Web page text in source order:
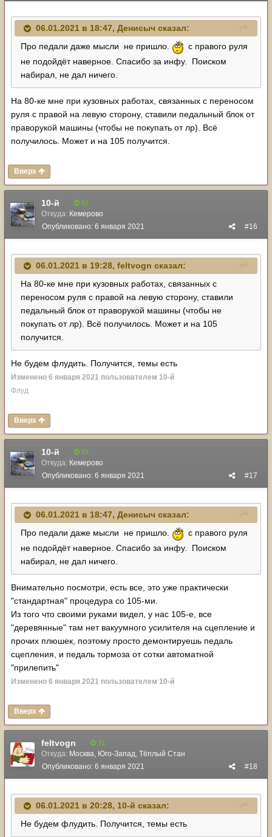
06.01.2021 в 18:47, Денисыч сказал:
Про педали даже мысли не пришло.
с правого руля
не подойдёт наверное. Спасибо за инфу. Поиском
набирал, не дал ничего.
На 80-ке мне при кузовных работах, связанных с переносом
руля с правой на левую сторону, ставили педальный блок от
праворукой машины (чтобы не покупать от лр). Всё
получилось. Может и на 105 получится.
Вверх
10-й 53
Откуда: Кемерово
#16
Опубликовано: 6 января 2021
06.01.2021 в 19:28, feltvogn сказал:
На 80-ке мне при кузовных работах, связанных с
переносом руля с правой на левую сторону, ставили
педальный блок от праворукой машины (чтобы не
покупать от лр). Всё получилось. Может и на 105
получится.
Не будем флудить. Получится, темы есть
Изменено 6 января 2021 пользователем 10-й
Флуд
Вверх
10-й 53
Откуда: Кемерово
#17
Опубликовано: 6 января 2021
06.01.2021 в 18:47, Денисыч сказал:
Про педали даже мысли не пришло.
с правого руля
не подойдёт наверное. Спасибо за инфу. Поиском
набирал, не дал ничего.
Внимательно посмотри, есть все, это уже практически
"стандартная" процедура со 105-ми.
Из того что своими руками видел, у нас 105-е, все
"деревянные" там нет вакуумного усилителя на сцепление и
прочих плюшек, поэтому просто демонтируешь педаль
сцепления, и педаль тормоза от сотки автоматной
"прилепить"
Изменено 6 января 2021 пользователем 10-й
Вверх
feltvogn 31
Откуда: Москва, Юго-Запад, Тёплый Стан
#18
Опубликовано: 6 января 2021
06.01.2021 в 20:28, 10-й сказал:
Не будем флудить. Получится, темы есть